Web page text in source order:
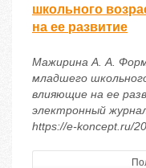
школьного
на ее развитие
Мажирина А. А.
младшего
влияющие на ее
электронный
https://e-koncept.ru/